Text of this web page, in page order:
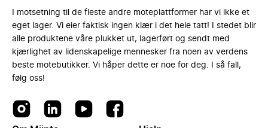
I motsetning til de fleste andre moteplattformer har vi ikke et
eget lager. Vi eier faktisk ingen klær i det hele tatt! I stedet blir
alle produktene våre plukket ut, lagerført og sendt med
kjærlighet av lidenskapelige mennesker fra noen av verdens
beste motebutikker. Vi håper dette er noe for deg. I så fall,
følg oss!